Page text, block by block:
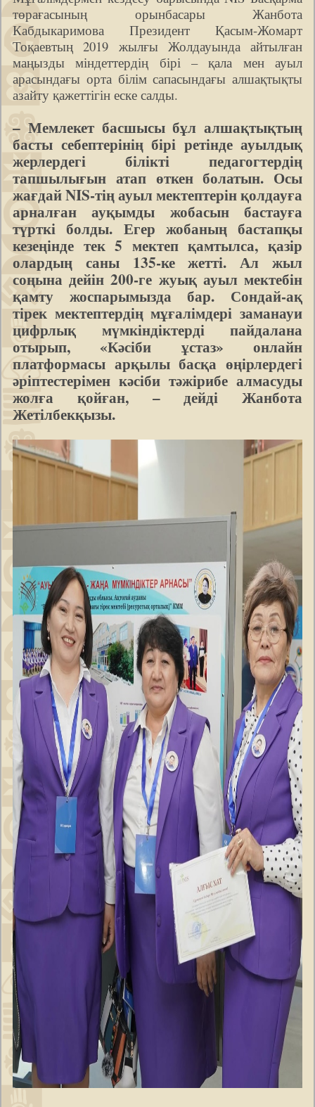
төрағасының орынбасары Жанбота
Кабдыкаримова Президент Қасым-Жомарт
Тоқаевтың 2019 жылғы Жолдауында айтылған
маңызды міндеттердің бірі – қала мен ауыл
арасындағы орта білім сапасындағы алшақтықты
азайту қажеттігін еске салды.
– Мемлекет басшысы бұл алшақтықтың
басты себептерінің бірі ретінде ауылдық
жерлердегі білікті педагогтердің
тапшылығын атап өткен болатын. Осы
жағдай NIS-тің ауыл мектептерін қолдауға
арналған ауқымды жобасын бастауға
түрткі болды. Егер жобаның бастапқы
кезеңінде тек 5 мектеп қамтылса, қазір
олардың саны 135-ке жетті. Ал жыл
соңына дейін 200-ге жуық ауыл мектебін
қамту жоспарымызда бар. Сондай-ақ
тірек мектептердің мұғалімдері заманауи
цифрлық мүмкіндіктерді пайдалана
отырып, «Кәсіби ұстаз» онлайн
платформасы арқылы басқа өңірлердегі
әріптестерімен кәсіби тәжірибе алмасуды
жолға қойған, – дейді Жанбота
Жетілбекқызы.